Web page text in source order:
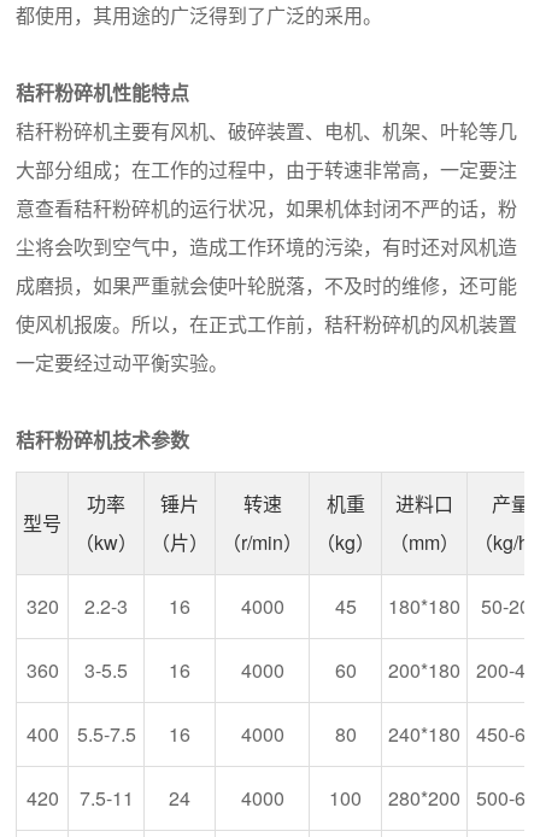
都使用，其用途的广泛得到了广泛的采用。
秸秆粉碎机性能特点
秸秆粉碎机主要有风机、破碎装置、电机、机架、叶轮等几
大部分组成；在工作的过程中，由于转速非常高，一定要注
意查看秸秆粉碎机的运行状况，如果机体封闭不严的话，粉
尘将会吹到空气中，造成工作环境的污染，有时还对风机造
成磨损，如果严重就会使叶轮脱落，不及时的维修，还可能
使风机报废。所以，在正式工作前，秸秆粉碎机的风机装置
一定要经过动平衡实验。
秸秆粉碎机技术参数
型号
功率
（kw）
锤片
（片）
转速
（r/min）
机重
（kg）
进料口
（mm）
产量
（kg/h
320 2.2-3 16 4000 45 180*180 50-
360 3-5.5 16 4000 60 200*180 200-
400 5.5-7.5 16 4000 80 240*180 450-
420 7.5-11 24 4000 100 280*200 500-